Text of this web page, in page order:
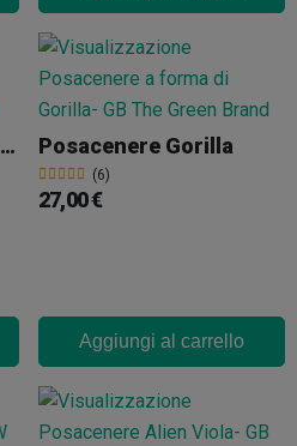
Posacenere ASHtronauta Rosa Posacenere Gorilla
(6)
27,00 €
Aggiungi al carrello